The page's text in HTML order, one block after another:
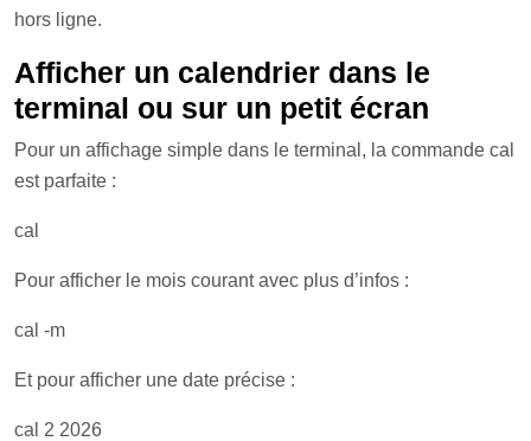
hors ligne.
Afficher un calendrier dans le
terminal ou sur un petit écran
Pour un affichage simple dans le terminal, la commande cal
est parfaite :
cal
Pour afficher le mois courant avec plus d’infos :
cal -m
Et pour afficher une date précise :
cal 2 2026